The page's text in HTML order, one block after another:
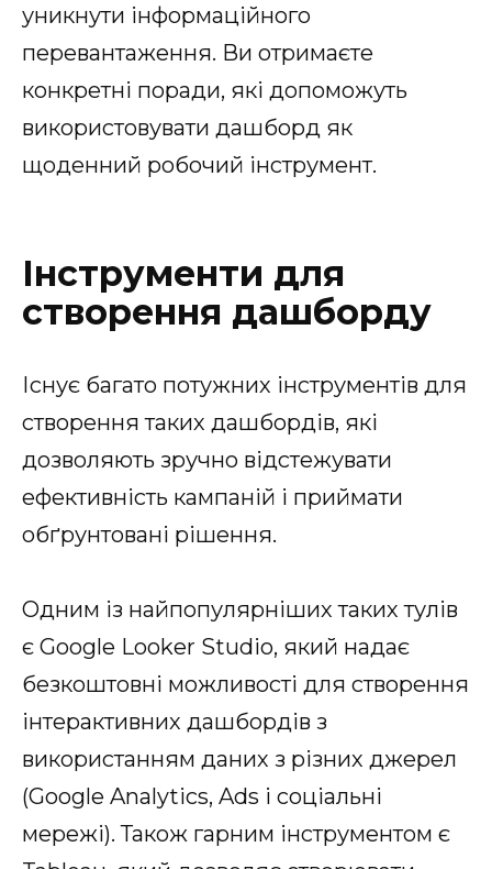
уникнути інформаційного
перевантаження. Ви отримаєте
конкретні поради, які допоможуть
використовувати дашборд як
щоденний робочий інструмент.
Інструменти для
створення дашборду
Існує багато потужних інструментів для
створення таких дашбордів, які
дозволяють зручно відстежувати
ефективність кампаній і приймати
обґрунтовані рішення.
Одним із найпопулярніших таких тулів
є Google Looker Studio, який надає
безкоштовні можливості для створення
інтерактивних дашбордів з
використанням даних з різних джерел
(Google Analytics, Ads і соціальні
мережі). Також гарним інструментом є